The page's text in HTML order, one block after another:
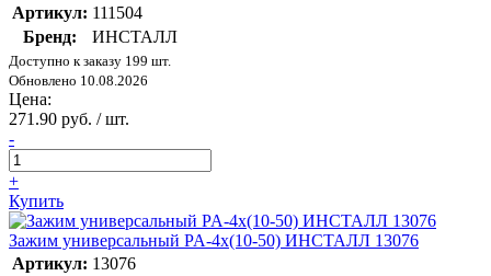
Артикул: 111504
Бренд:
ИНСТАЛЛ
Доступно к заказу 199 шт.
Обновлено 10.08.2026
Цена:
271.90 руб. / шт.
-
+
Купить
Зажим универсальный PA-4х(10-50) ИНСТАЛЛ 13076
Артикул: 13076